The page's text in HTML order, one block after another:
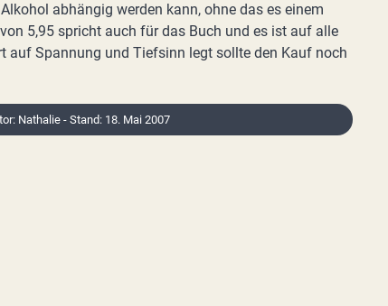
abhängig werden kann, ohne das es einem
5,95 spricht auch für das Buch und es ist auf alle
auf Spannung und Tiefsinn legt sollte den Kauf noch
Nathalie - Stand: 18. Mai 2007